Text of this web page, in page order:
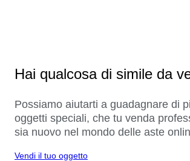
Hai qualcosa di simile da
Possiamo aiutarti a guadagnare di
oggetti speciali, che tu venda
sia nuovo nel mondo delle aste
Vendi il tuo oggetto